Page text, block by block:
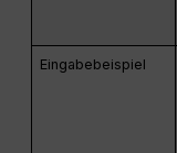
Eingabebeispiel